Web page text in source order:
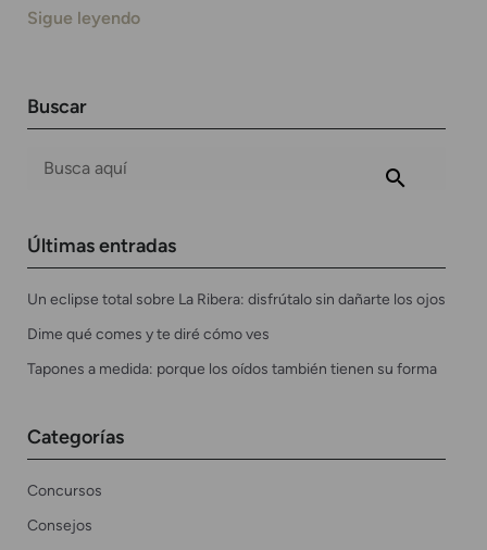
Sigue leyendo
Buscar
Últimas entradas
Un eclipse total sobre La Ribera: disfrútalo sin dañarte los ojos
Dime qué comes y te diré cómo ves
Tapones a medida: porque los oídos también tienen su forma
Categorías
Concursos
Consejos